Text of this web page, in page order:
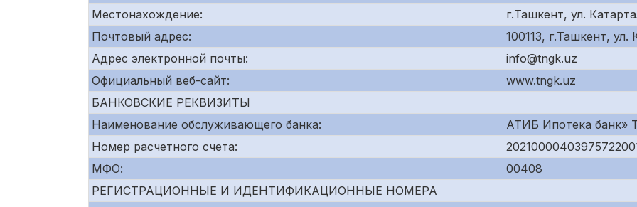
Местонахождение:
г.Ташкент, ул.
Почтовый адрес:
100113, г.Ташкент, ул.
Адрес электронной почты:
info@tngk.uz
Официальный веб-сайт:
www.tngk.uz
БАНКОВСКИЕ РЕКВИЗИТЫ
Наименование обслуживающего банка:
АТИБ Ипотека банк»
Номер расчетного счета:
МФО:
00408
РЕГИСТРАЦИОННЫЕ И ИДЕНТИФИКАЦИОННЫЕ НОМЕРА